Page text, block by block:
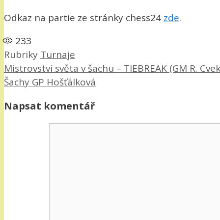
Odkaz na partie ze stránky chess24 zde.
233
Rubriky Turnaje
Mistrovství světa v šachu – TIEBREAK (GM R.
Šachy GP Hošťálková
Napsat komentář